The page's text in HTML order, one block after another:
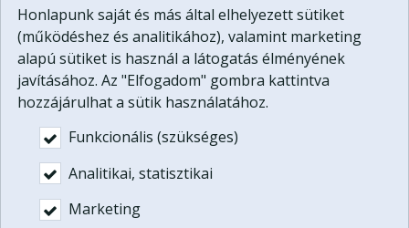
Offroad túra Fotózás
ajándékba
Honlapunk saját és más által elhelyezett sütiket
(működéshez és analitikához), valamint marketing
alapú sütiket is használ a látogatás élményének
javításához. Az "Elfogadom" gombra kattintva
hozzájárulhat a sütik használatához.
Funkcionális (szükséges)
Analitikai, statisztikai
Marketing